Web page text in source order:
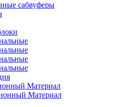
сабвуферы
Материал
Материал